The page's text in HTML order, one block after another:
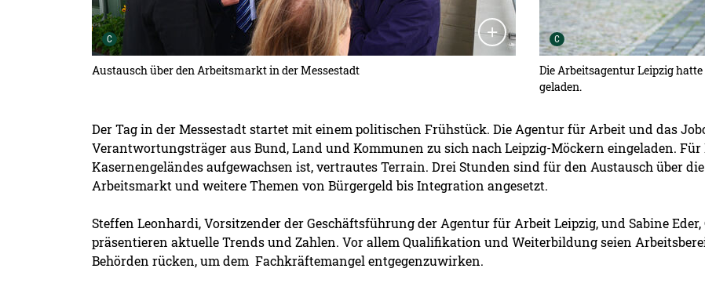
C Urheber der Grafik:
Austausch über den Arbeitsmarkt in der Messestadt
C Urheber der Grafik:
Die Arbeitsagentur Leipzig
geladen.
Der Tag in der Messestadt startet mit einem politischen Frühstück. Die Agentur für Arbeit und das
Verantwortungsträger aus Bund, Land und Kommunen zu sich nach Leipzig-Möckern eingeladen. Für
Kasernengeländes aufgewachsen ist, vertrautes Terrain. Drei Stunden sind für den Austausch über
Arbeitsmarkt und weitere Themen von Bürgergeld bis Integration angesetzt.
Steffen Leonhardi, Vorsitzender der Geschäftsführung der Agentur für Arbeit Leipzig, und Sabine
präsentieren aktuelle Trends und Zahlen. Vor allem Qualifikation und Weiterbildung seien
Behörden rücken, um dem Fachkräftemangel entgegenzuwirken.